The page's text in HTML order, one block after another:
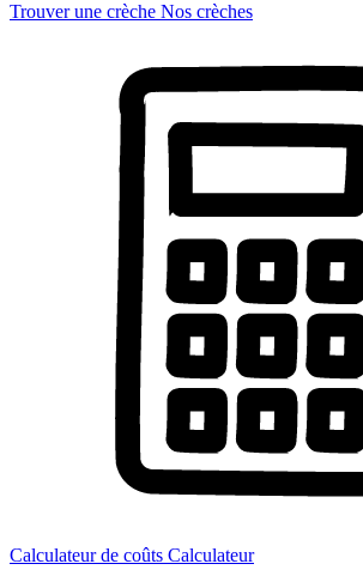
Trouver une crèche Nos crèches
Calculateur de coûts Calculateur